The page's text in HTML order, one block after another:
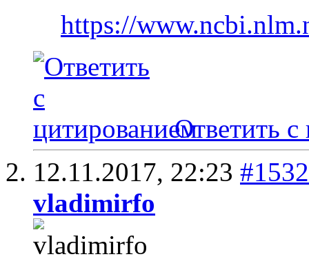
https://
Ответить с
12.11.2017, 22:23 #1532
vladimirfo